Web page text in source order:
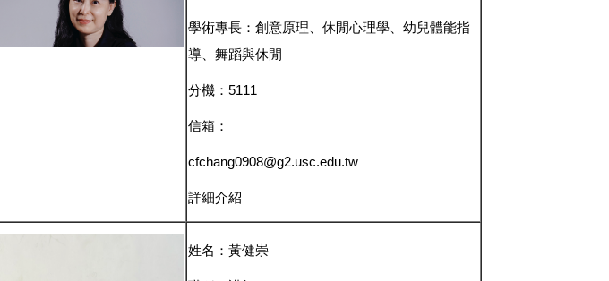
學術專長：創意原理、休閒心理學、幼兒體能指
導、舞蹈與休閒
分機：5111
信箱：
cfchang0908@g2.usc.edu.tw
詳細介紹
姓名：黃健崇